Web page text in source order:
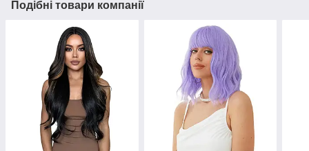
Подібні товари компанії